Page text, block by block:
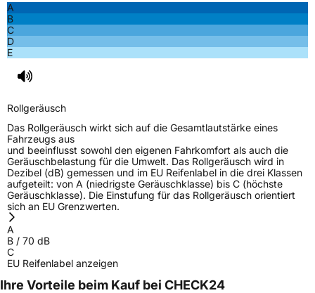
A
B
C
D
E
Rollgeräusch
Das Rollgeräusch wirkt sich auf die Gesamtlautstärke eines
Fahrzeugs aus
und beeinflusst sowohl den eigenen Fahrkomfort als auch die
Geräuschbelastung für die Umwelt. Das Rollgeräusch wird in
Dezibel (dB) gemessen und im EU Reifenlabel in die drei Klassen
aufgeteilt: von A (niedrigste Geräuschklasse) bis C (höchste
Geräuschklasse). Die Einstufung für das Rollgeräusch orientiert
sich an EU Grenzwerten.
A
B / 70 dB
C
EU Reifenlabel anzeigen
Ihre Vorteile beim Kauf bei CHECK24